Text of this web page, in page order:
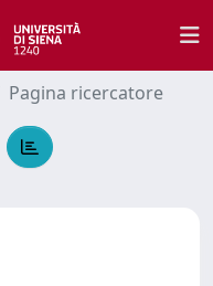
Pagina ricercatore